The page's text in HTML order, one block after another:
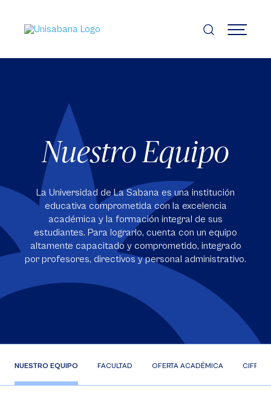
contenido
principal
MENÚ
Nuestro Equipo
La Universidad de La Sabana es una institución
educativa comprometida con la excelencia
académica y la formación integral de sus
estudiantes. Para lograrlo, cuenta con un equipo
altamente capacitado y comprometido, integrado
por profesores, directivos y personal administrativo.
NUESTRO EQUIPO FACULTAD OFERTA ACADÉMICA CIFRAS